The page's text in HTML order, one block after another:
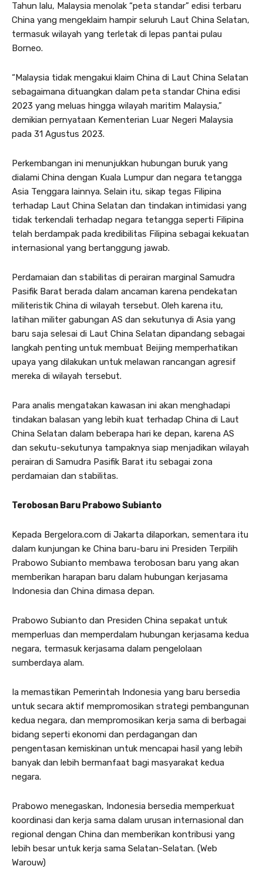
Tahun lalu, Malaysia menolak “peta standar” edisi terbaru
China yang mengeklaim hampir seluruh Laut China Selatan,
termasuk wilayah yang terletak di lepas pantai pulau
Borneo.
“Malaysia tidak mengakui klaim China di Laut China Selatan
sebagaimana dituangkan dalam peta standar China edisi
2023 yang meluas hingga wilayah maritim Malaysia,”
demikian pernyataan Kementerian Luar Negeri Malaysia
pada 31 Agustus 2023.
Perkembangan ini menunjukkan hubungan buruk yang
dialami China dengan Kuala Lumpur dan negara tetangga
Asia Tenggara lainnya. Selain itu, sikap tegas Filipina
terhadap Laut China Selatan dan tindakan intimidasi yang
tidak terkendali terhadap negara tetangga seperti Filipina
telah berdampak pada kredibilitas Filipina sebagai kekuatan
internasional yang bertanggung jawab.
Perdamaian dan stabilitas di perairan marginal Samudra
Pasifik Barat berada dalam ancaman karena pendekatan
militeristik China di wilayah tersebut. Oleh karena itu,
latihan militer gabungan AS dan sekutunya di Asia yang
baru saja selesai di Laut China Selatan dipandang sebagai
langkah penting untuk membuat Beijing memperhatikan
upaya yang dilakukan untuk melawan rancangan agresif
mereka di wilayah tersebut.
Para analis mengatakan kawasan ini akan menghadapi
tindakan balasan yang lebih kuat terhadap China di Laut
China Selatan dalam beberapa hari ke depan, karena AS
dan sekutu-sekutunya tampaknya siap menjadikan wilayah
perairan di Samudra Pasifik Barat itu sebagai zona
perdamaian dan stabilitas.
Terobosan Baru Prabowo Subianto
Kepada Bergelora.com di Jakarta dilaporkan, sementara itu
dalam kunjungan ke China baru-baru ini Presiden Terpilih
Prabowo Subianto membawa terobosan baru yang akan
memberikan harapan baru dalam hubungan kerjasama
Indonesia dan China dimasa depan.
Prabowo Subianto dan Presiden China sepakat untuk
memperluas dan memperdalam hubungan kerjasama kedua
negara, termasuk kerjasama dalam pengelolaan
sumberdaya alam.
Ia memastikan Pemerintah Indonesia yang baru bersedia
untuk secara aktif mempromosikan strategi pembangunan
kedua negara, dan mempromosikan kerja sama di berbagai
bidang seperti ekonomi dan perdagangan dan
pengentasan kemiskinan untuk mencapai hasil yang lebih
banyak dan lebih bermanfaat bagi masyarakat kedua
negara.
Prabowo menegaskan, Indonesia bersedia memperkuat
koordinasi dan kerja sama dalam urusan internasional dan
regional dengan China dan memberikan kontribusi yang
lebih besar untuk kerja sama Selatan-Selatan. (Web
Warouw)